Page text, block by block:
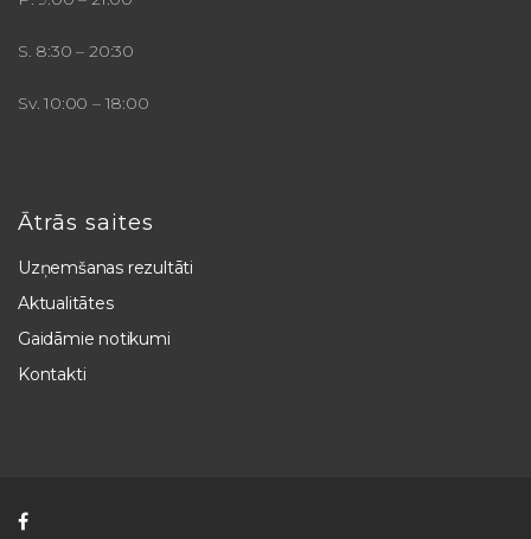
S. 8:30 – 20:30
Sv. 10:00 – 18:00
Ātrās saites
Uzņemšanas rezultāti
Aktualitātes
Gaidāmie notikumi
Kontakti